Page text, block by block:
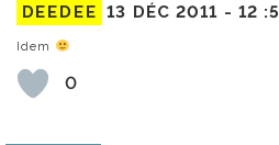
DEEDEE 13 DÉC 2011 - 12
Idem
0